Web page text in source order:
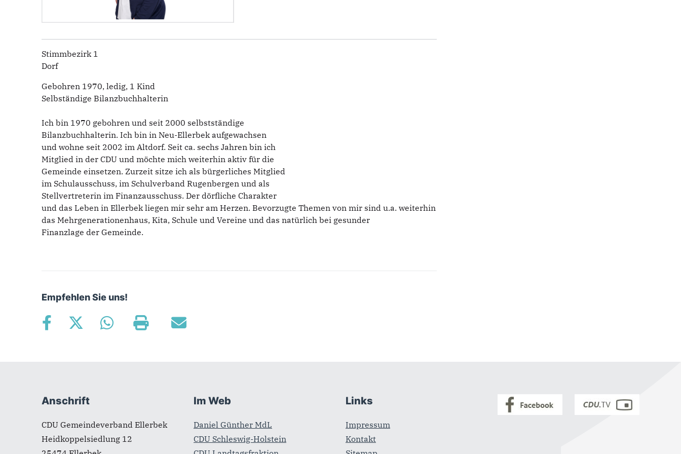
Stimmbezirk 1
Dorf
Gebohren 1970, ledig, 1 Kind
Selbständige Bilanzbuchhalterin
Ich bin 1970 gebohren und seit 2000 selbstständige
Bilanzbuchhalterin. Ich bin in Neu-Ellerbek aufgewachsen
und wohne seit 2002 im Altdorf. Seit ca. sechs Jahren bin ich
Mitglied in der CDU und möchte mich weiterhin aktiv für die
Gemeinde einsetzen. Zurzeit sitze ich als bürgerliches Mitglied
im Schulausschuss, im Schulverband Rugenbergen und als
Stellvertreterin im Finanzausschuss. Der dörfliche Charakter
und das Leben in Ellerbek liegen mir sehr am Herzen. Bevorzugte Themen von mir sind u.a. weiterhin
das Mehrgenerationenhaus, Kita, Schule und Vereine und das natürlich bei gesunder
Finanzlage der Gemeinde.
Empfehlen Sie uns!
Fußbereich
Anschrift
CDU Gemeindeverband Ellerbek
Heidkoppelsiedlung 12
Im Web
Daniel Günther MdL
CDU Schleswig-Holstein
Links
Impressum
Kontakt